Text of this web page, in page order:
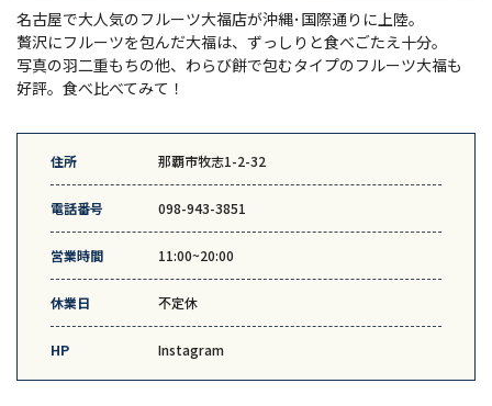
名古屋で大人気のフルーツ大福店が沖縄･国際通りに上陸。
贅沢にフルーツを包んだ大福は、ずっしりと食べごたえ十分。
写真の羽二重もちの他、わらび餅で包むタイプのフルーツ大福も
好評。食べ比べてみて！
住所 那覇市牧志1-2-32
電話番号 098-943-3851
営業時間 11:00~20:00
休業日 不定休
HP Instagram